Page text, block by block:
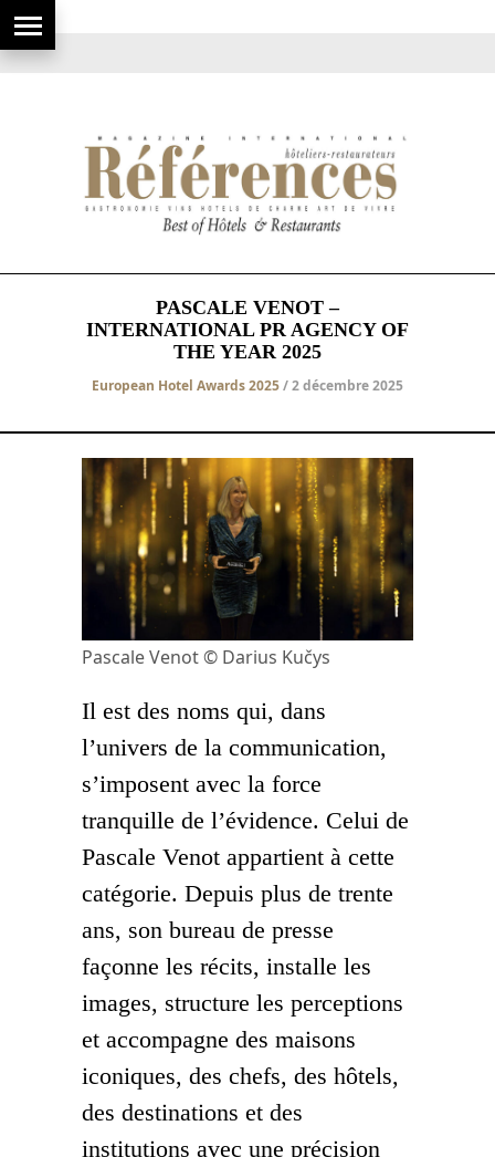
PASCALE VENOT –
INTERNATIONAL PR AGENCY OF
THE YEAR 2025
European Hotel Awards 2025/ 2 décembre 2025
Pascale Venot © Darius Kučys
Il est des noms qui, dans
l’univers de la communication,
s’imposent avec la force
tranquille de l’évidence. Celui de
Pascale Venot appartient à cette
catégorie. Depuis plus de trente
ans, son bureau de presse
façonne les récits, installe les
images, structure les perceptions
et accompagne des maisons
iconiques, des chefs, des hôtels,
des destinations et des
institutions avec une précision